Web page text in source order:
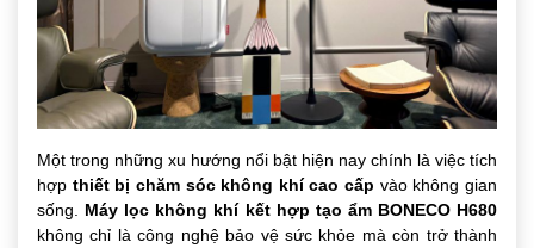
Một trong những xu hướng nổi bật hiện nay chính là việc tích
hợp thiết bị chăm sóc không khí cao cấp vào không gian
sống. Máy lọc không khí kết hợp tạo ẩm BONECO H680
không chỉ là công nghệ bảo vệ sức khỏe mà còn trở thành